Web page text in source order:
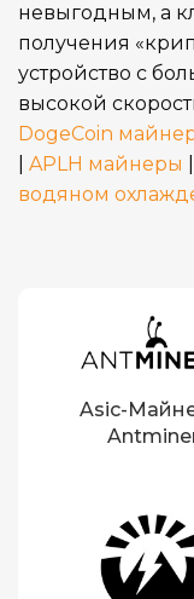
невыгодным, а
получения
устройство с
высокой
DogeCoin
APLH майнеры
водяном
Asic-